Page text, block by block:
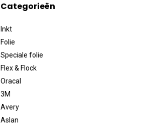
Categorieën
Inkt
Folie
Speciale folie
Flex & Flock
Oracal
3M
Avery
Aslan